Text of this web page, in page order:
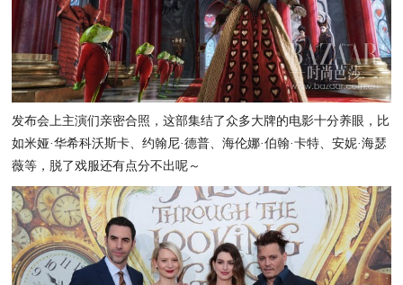
发布会上主演们亲密合照，这部集结了众多大牌的电影十分养眼，比
如米娅·华希科沃斯卡、约翰尼·德普、海伦娜·伯翰·卡特、安妮·海瑟
薇等，脱了戏服还有点分不出呢～